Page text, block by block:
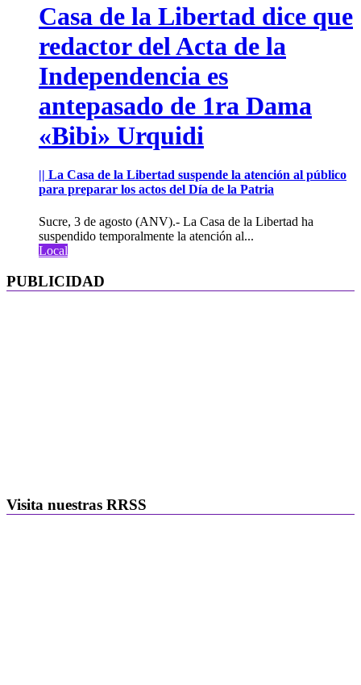
Casa de la Libertad dice que
redactor del Acta de la
Independencia es
antepasado de 1ra Dama
«Bibi» Urquidi
|| La Casa de la Libertad suspende la atención al público
para preparar los actos del Día de la Patria
Sucre, 3 de agosto (ANV).- La Casa de la Libertad ha
suspendido temporalmente la atención al...
Local
PUBLICIDAD
Visita nuestras RRSS